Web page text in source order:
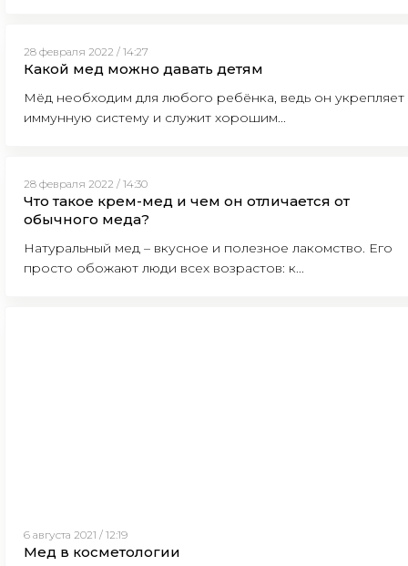
28 февраля 2022 / 14:27
Какой мед можно давать детям
Мёд необходим для любого ребёнка, ведь он укрепляет
иммунную систему и служит хорошим...
28 февраля 2022 / 14:30
Что такое крем-мед и чем он отличается от
обычного меда?
Натуральный мед – вкусное и полезное лакомство. Его
просто обожают люди всех возрастов: к...
6 августа 2021 / 12:19
Мед в косметологии